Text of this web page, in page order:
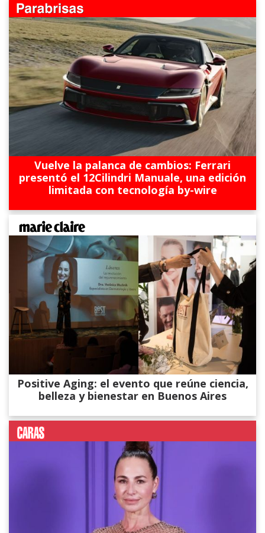
Vuelve la palanca de cambios: Ferrari
presentó el 12Cilindri Manuale, una edición
limitada con tecnología by-wire
Positive Aging: el evento que reúne ciencia,
belleza y bienestar en Buenos Aires